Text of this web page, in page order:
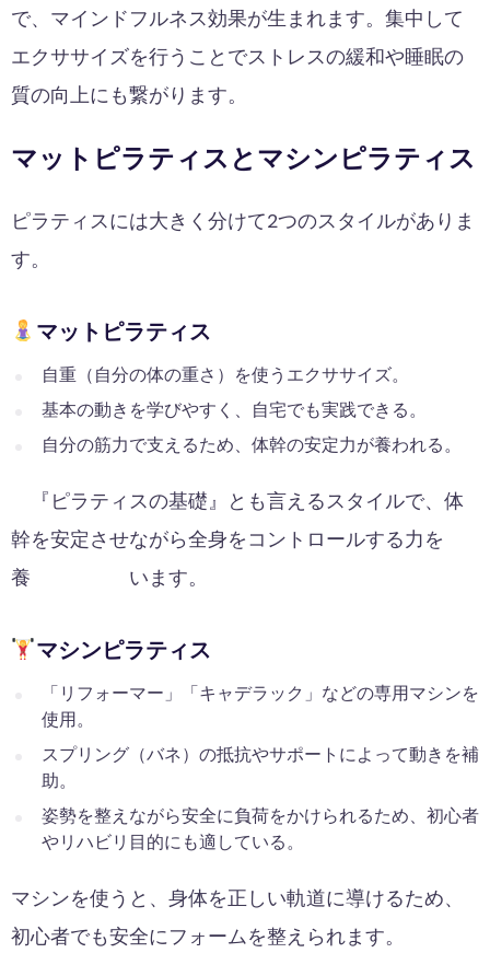
で、マインドフルネス効果が生まれます。集中して
エクササイズを行うことでストレスの緩和や睡眠の
質の向上にも繋がります。
マットピラティスとマシンピラティス
ピラティスには大きく分けて2つのスタイルがありま
す。
マットピラティス
自重（自分の体の重さ）を使うエクササイズ。
基本の動きを学びやすく、自宅でも実践できる。
自分の筋力で支えるため、体幹の安定力が養われる。
『ピラティスの基礎』とも言えるスタイルで、体
幹を安定させながら全身をコントロールする力を
養 います。
マシンピラティス
「リフォーマー」「キャデラック」などの専用マシンを
使用。
スプリング（バネ）の抵抗やサポートによって動きを補
助。
姿勢を整えながら安全に負荷をかけられるため、初心者
やリハビリ目的にも適している。
マシンを使うと、身体を正しい軌道に導けるため、
初心者でも安全にフォームを整えられます。